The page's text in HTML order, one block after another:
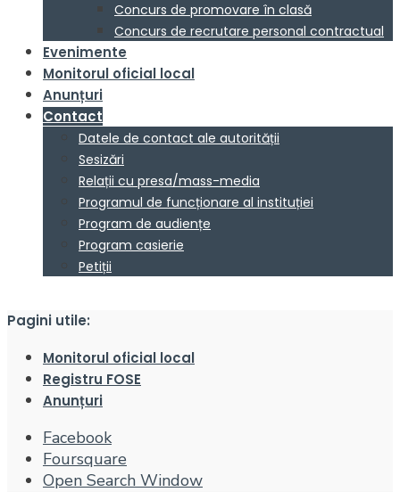
Concurs de promovare în clasă
Concurs de recrutare personal contractual
Evenimente
Monitorul oficial local
Anunțuri
Contact
Datele de contact ale autorității
Sesizări
Relații cu presa/mass-media
Programul de funcționare al instituției
Program de audiențe
Program casierie
Petiții
Pagini utile:
Monitorul oficial local
Registru FOSE
Anunțuri
Facebook
Foursquare
Open Search Window